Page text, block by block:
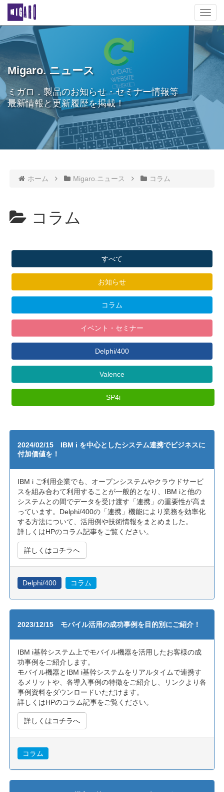
T
o
g
g
l
e
t
i
Migaro. ニュース
ミガロ．製品のお知らせ・セミナー情報等
最新情報と更新履歴を掲載！
ホーム Migaro.ニュース コラム
コラム
すべて
お知らせ
コラム
イベント・セミナー
Delphi/400
Valence
SP4i
2024/02/15 IBM i を中心としたシステム連携でビジネスに
付加価値を！
IBM i ご利用企業でも、オープンシステムやクラウドサービ
スを組み合わて利用することが一般的となり、IBM iと他の
システムとの間でデータを受け渡す「連携」の重要性が高ま
っています。Delphi/400の「連携」機能により業務を効率化
する方法について、活用例や技術情報をまとめました。
詳しくはHPのコラム記事をご覧ください。
詳しくはコチラへ
Delphi/400 コラム
2023/12/15 モバイル活用の成功事例を目的別にご紹介！
IBM i基幹システム上でモバイル機器を活用したお客様の成
功事例をご紹介します。
モバイル機器とIBM i基幹システムをリアルタイムで連携す
るメリットや、各導入事例の特徴をご紹介し、リンクより各
事例資料をダウンロードいただけます。
詳しくはHPのコラム記事をご覧ください。
詳しくはコチラへ
コラム